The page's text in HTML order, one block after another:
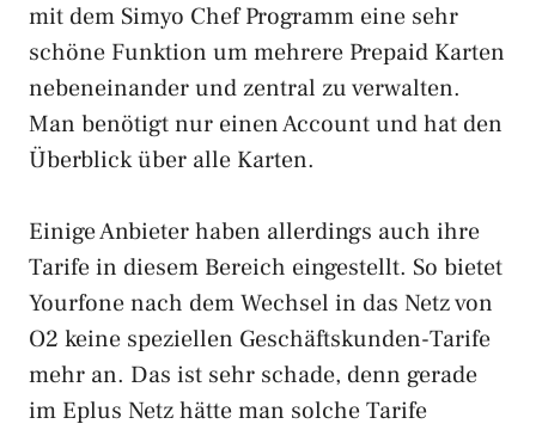
mit dem Simyo Chef Programm eine sehr
schöne Funktion um mehrere Prepaid Karten
nebeneinander und zentral zu verwalten.
Man benötigt nur einen Account und hat den
Überblick über alle Karten.
Einige Anbieter haben allerdings auch ihre
Tarife in diesem Bereich eingestellt. So bietet
Yourfone nach dem Wechsel in das Netz von
O2 keine speziellen Geschäftskunden-Tarife
mehr an. Das ist sehr schade, denn gerade
im Eplus Netz hätte man solche Tarife